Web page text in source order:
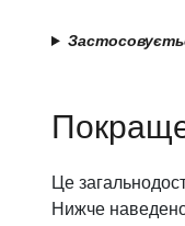
Це
Нижче